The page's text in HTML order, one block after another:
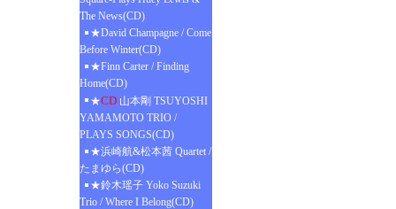
The News(CD)
★David Champagne / Come
Before Winter(CD)
★Finn Carter / Finding
Home(CD)
★CD 山本剛 TSUYOSHI
YAMAMOTO TRIO /
PLAYS SONGS(CD)
★浜崎航&松本茜 Quartet /
たまゆら(CD)
★鈴木瑶子 Yoko Suzuki
Trio / Where I Belong(CD)